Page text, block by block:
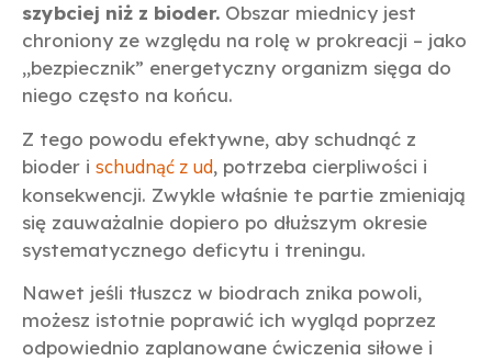
szybciej niż z bioder. Obszar miednicy jest
chroniony ze względu na rolę w prokreacji – jako
„bezpiecznik” energetyczny organizm sięga do
niego często na końcu.
Z tego powodu efektywne, aby schudnąć z
bioder i schudnąć z ud, potrzeba cierpliwości i
konsekwencji. Zwykle właśnie te partie zmieniają
się zauważalnie dopiero po dłuższym okresie
systematycznego deficytu i treningu.
Nawet jeśli tłuszcz w biodrach znika powoli,
możesz istotnie poprawić ich wygląd poprzez
odpowiednio zaplanowane ćwiczenia siłowe i